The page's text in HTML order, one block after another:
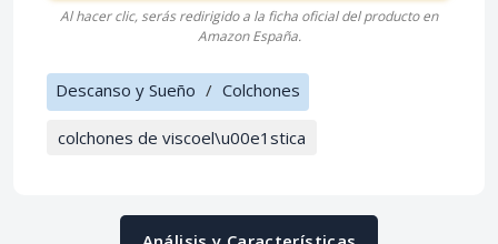
Al hacer clic, serás redirigido a la ficha oficial del producto en
Amazon España.
Descanso y Sueño / Colchones
colchones de viscoel\u00e1stica